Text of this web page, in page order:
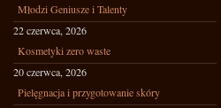
Młodzi Geniusze i Talenty
22 czerwca, 2026
Kosmetyki zero waste
20 czerwca, 2026
Pielęgnacja i przygotowanie skóry